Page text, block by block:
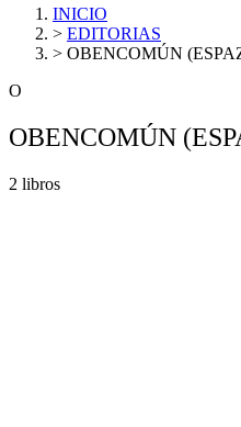
INICIO
> EDITORIAS
> OBENCOMÚN
O
OBENCOMÚN
2 libros